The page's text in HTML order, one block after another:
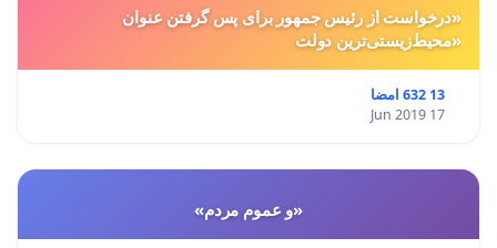
«درخواست از رئیس جمهور برای پس گرفتن عنوان
«محیط‌زیستی‌ترین دولت
13 632 امضا
17 Jun 2019
«و عموم مردم»